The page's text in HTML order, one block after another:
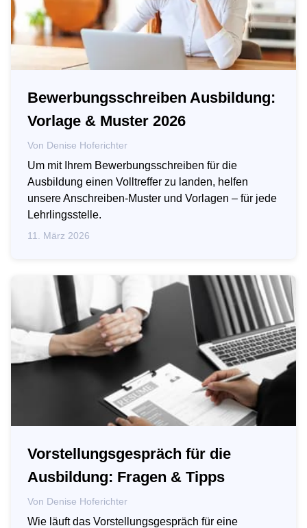
Bewerbungsschreiben Ausbildung:
Vorlage & Muster 2026
Von Denise Hoferichter
Um mit Ihrem Bewerbungsschreiben für die
Ausbildung einen Volltreffer zu landen, helfen
unsere Anschreiben-Muster und Vorlagen – für jede
Lehrlingsstelle.
11. März 2026
Vorstellungsgespräch für die
Ausbildung: Fragen & Tipps
Von Denise Hoferichter
Wie läuft das Vorstellungsgespräch für eine